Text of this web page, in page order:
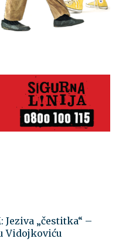
Jeziva „čestitka“ –
Vidojkoviću